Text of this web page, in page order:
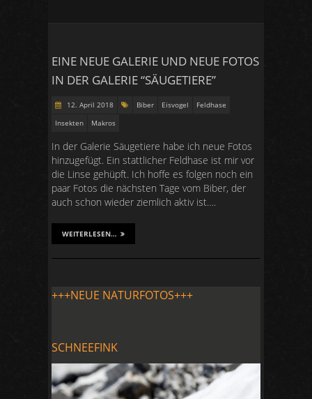
EINE NEUE GALERIE UND NEUE FOTOS
IN DER GALERIE “SÄUGETIERE”
12. April 2018 Biber Eisvogel
Feldhase
Insekten
Makros
In der Galerie Säugetiere habe ich neue Fotos
hinzugefügt. Ein stattlicher Feldhase ist mir vor
die Linse gehüpft. Ich hoffe es folgen noch ein
paar Fotos die nächsten Tage vom Biber, der
auch schon wieder ziemlich aktiv ist….
WEITERLESEN…
+++NEUE NATURFOTOS+++
SCHNEEFINK